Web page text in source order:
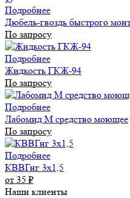
Подробнее
Дюбель-гвоздь быстрого
По запросу
Подробнее
Жидкость ГКЖ-94
По запросу
Подробнее
Лабомид М средство моющее
По запросу
Подробнее
КВВГнг 3х1,5
от 35 ₽
Наши клиенты